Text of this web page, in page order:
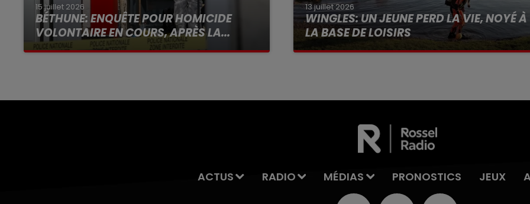
15 juillet 2026
BÉTHUNE: ENQUÊTE POUR HOMICIDE
VOLONTAIRE EN COURS, APRÈS LA...
Selon les premiers éléments, le logement
13 juillet 2026
WINGLES: UN JEUNE PERD LA VIE, NOYÉ À
LA BASE DE LOISIRS
La victime a coulé à pic
ACTUS RADIO MÉDIAS PRONOSTICS JEUX